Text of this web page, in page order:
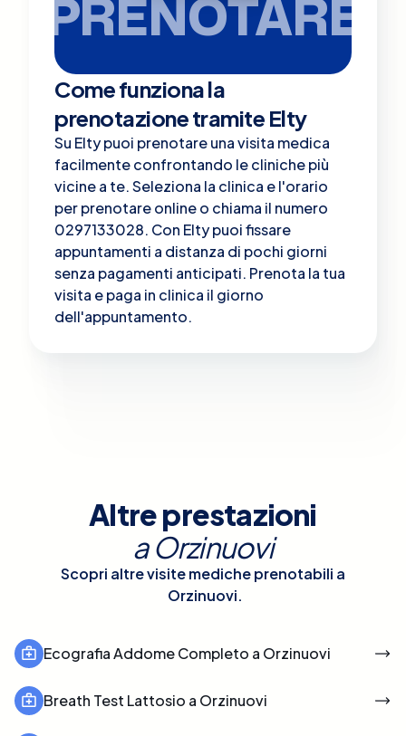
PRENOTARE
Come funziona la
prenotazione tramite Elty
Su Elty puoi prenotare una visita medica
facilmente confrontando le cliniche più
vicine a te. Seleziona la clinica e l'orario
per prenotare online o chiama il numero
0297133028. Con Elty puoi fissare
appuntamenti a distanza di pochi giorni
senza pagamenti anticipati. Prenota la tua
visita e paga in clinica il giorno
dell'appuntamento.
Altre prestazioni
aOrzinuovi
Scopri altre visite mediche prenotabili a
Orzinuovi.
Ecografia Addome Completo a Orzinuovi
Breath Test Lattosio a Orzinuovi